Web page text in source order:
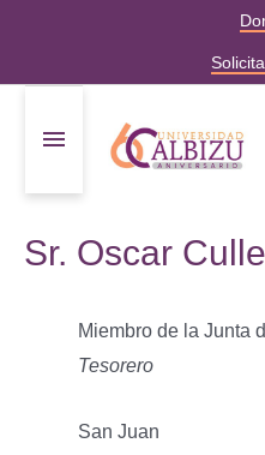
Sr. Oscar
Miembro de la Junta
Tesorero
San Juan